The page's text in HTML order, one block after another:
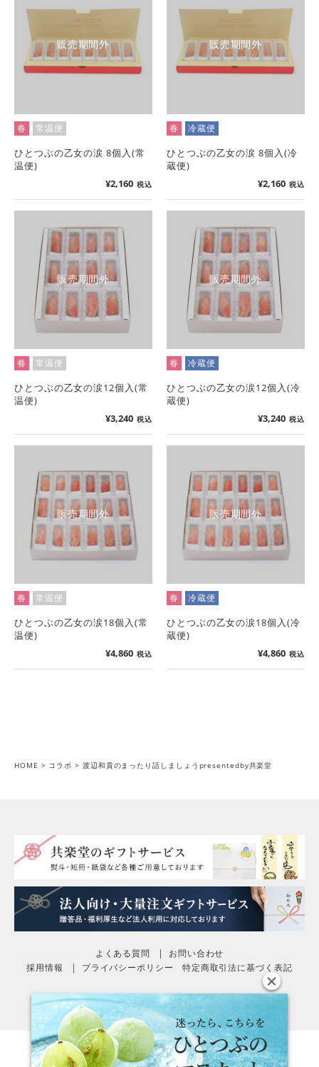
販売期間外
春 常温便
ひとつぶの乙女の涙 8個入(常
温便)
¥2,160 税込
販売期間外
春 冷蔵便
ひとつぶの乙女の涙 8個入(冷
蔵便)
¥2,160 税込
販売期間外
春 常温便
ひとつぶの乙女の涙12個入(常
温便)
¥3,240 税込
販売期間外
春 冷蔵便
ひとつぶの乙女の涙12個入(冷
蔵便)
¥3,240 税込
販売期間外
春 常温便
ひとつぶの乙女の涙18個入(常
温便)
¥4,860 税込
販売期間外
春 冷蔵便
ひとつぶの乙女の涙18個入(冷
蔵便)
¥4,860 税込
HOME コラボ 渡辺和貴のまったり話しましょうpresentedby共楽堂
よくある質問
お問い合わせ
採用情報
プライバシーポリシー 特定商取引法に基づく表記
© kyorakudo All rights reserved.